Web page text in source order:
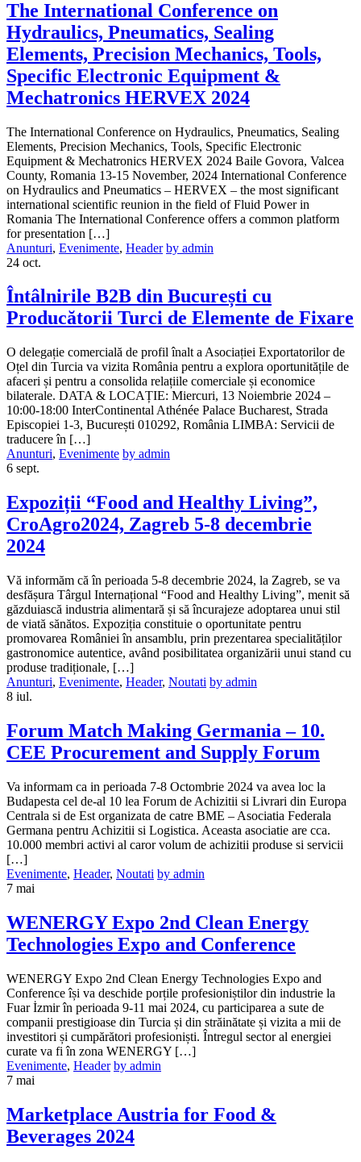
The International Conference on
Hydraulics, Pneumatics, Sealing
Elements, Precision Mechanics, Tools,
Specific Electronic Equipment &
Mechatronics HERVEX 2024
The International Conference on Hydraulics, Pneumatics, Sealing
Elements, Precision Mechanics, Tools, Specific Electronic
Equipment & Mechatronics HERVEX 2024 Baile Govora, Valcea
County, Romania 13-15 November, 2024 International Conference
on Hydraulics and Pneumatics – HERVEX – the most significant
international scientific reunion in the field of Fluid Power in
Romania The International Conference offers a common platform
for presentation […]
Anunturi, Evenimente, Header by admin
24 oct.
Întâlnirile B2B din București cu
Producătorii Turci de Elemente de Fixare
O delegație comercială de profil înalt a Asociației Exportatorilor de
Oțel din Turcia va vizita România pentru a explora oportunitățile de
afaceri și pentru a consolida relațiile comerciale și economice
bilaterale. DATA & LOCAȚIE: Miercuri, 13 Noiembrie 2024 –
10:00-18:00 InterContinental Athénée Palace Bucharest, Strada
Episcopiei 1-3, București 010292, România LIMBA: Servicii de
traducere în […]
Anunturi, Evenimente by admin
6 sept.
Expoziții “Food and Healthy Living”,
CroAgro2024, Zagreb 5-8 decembrie
2024
Vă informăm că în perioada 5-8 decembrie 2024, la Zagreb, se va
desfășura Târgul Internațional “Food and Healthy Living”, menit să
găzduiască industria alimentară și să încurajeze adoptarea unui stil
de viată sănătos. Expoziția constituie o oportunitate pentru
promovarea României în ansamblu, prin prezentarea specialităților
gastronomice autentice, având posibilitatea organizării unui stand cu
produse tradiționale, […]
Anunturi, Evenimente, Header, Noutati by admin
8 iul.
Forum Match Making Germania – 10.
CEE Procurement and Supply Forum
Va informam ca in perioada 7-8 Octombrie 2024 va avea loc la
Budapesta cel de-al 10 lea Forum de Achizitii si Livrari din Europa
Centrala si de Est organizata de catre BME – Asociatia Federala
Germana pentru Achizitii si Logistica. Aceasta asociatie are cca.
10.000 membri activi al caror volum de achizitii produse si servicii
[…]
Evenimente, Header, Noutati by admin
7 mai
WENERGY Expo 2nd Clean Energy
Technologies Expo and Conference
WENERGY Expo 2nd Clean Energy Technologies Expo and
Conference își va deschide porțile profesioniștilor din industrie la
Fuar İzmir în perioada 9-11 mai 2024, cu participarea a sute de
companii prestigioase din Turcia și din străinătate și vizita a mii de
investitori și cumpărători profesioniști. Întregul sector al energiei
curate va fi în zona WENERGY […]
Evenimente, Header by admin
7 mai
Marketplace Austria for Food &
Beverages 2024